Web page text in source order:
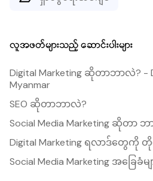
လူအဖတ်များသည့် ဆောင်းပါးများ
Digital Marketing ဆိုတာဘာလဲ? -
Myanmar
SEO ဆိုတာဘာလဲ?
Social Media Marketing ဆိုတာ
Digital Marketing ရလာဒ်တွေကို တို
Social Media Marketing အခြေခံမျ